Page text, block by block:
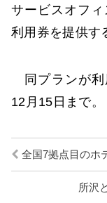
サービスオフ
利用券を提供す
同プランが利
12月15日まで。
全国7拠点目のホ
所沢